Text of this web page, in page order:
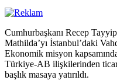
Cumhurbaşkanı Recep
Mathilda’yı İstanbul’daki
Ekonomik misyon
Türkiye-AB ilişkilerinden
başlık masaya yatırıldı.